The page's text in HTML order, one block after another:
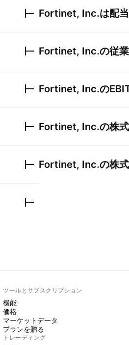
Fortinet, Inc.は配
Fortinet, Inc.の従
Fortinet, Inc.の
Fortinet, Inc.の株
Fortinet, Inc.の株
ツールとサブスクリプション
機能
価格
マーケットデータ
プランを贈る
トレーディング